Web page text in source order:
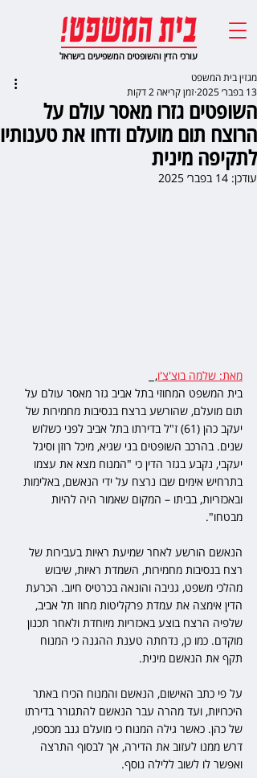
עורכי הדין והשופטים המשפיעים בישראל
השופטים גזרו מאסר עולם על
הרוצח תום מועלם ודחו את טענותיו
לתקיפה מינית
מגזין בית המשפט
13 בפבר׳ 2025
זמן קריאה 2 דקות
עודכן: 14 בפבר׳ 2025
מאת: שלמה בוצ'צ'ו,
בית המשפט המחוזי בתל אביב גזר מאסר עולם על
תום מועלם, שהורשע ברצח בנסיבות מחמירות של
יעקב כהן (61) ז"ל בדירתו בתל אביב לפני כשלוש
שנים. בהרכב השופטים בני שגיא, מיכל רוזן וסיגל
יעקבי, נקבע בגזר הדין כי "המנוח מצא את עצמו
בתרחיש אימים שבו נרצח על ידי הנאשם, באלימות
ובאכזריות, בביתו – המקום שאמור היה להיות
מבטחו".
הנאשם הורשע לאחר שמיעת ראיות בעבירות של
רצח בנסיבות מחמירות, השמדת ראיות, שיבוש
מהלכי משפט, גניבה והונאה בכרטיס חיוב. הכרעת
הדין אימצה את עמדת פרקליטות מחוז תל אביב,
שלפיה הרצח בוצע באכזריות מיוחדת ולאחר תכנון
מוקדם. כמו כן, נדחתה טענת ההגנה כי המנוח
תקף את הנאשם מינית.
על פי כתב האישום, הנאשם והמנוח הכירו באתר
היכרויות, ועד מהרה עבר הנאשם להתגורר בדירתו
של כהן. כאשר גילה המנוח כי מועלם גנב מכספו,
דרש ממנו לעזוב את הדירה, אך לבסוף התרצה
ואפשר לו לשוב ללילה נוסף.